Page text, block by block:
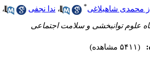
محمدی شاهبلاغی* ، ندا نجفی ،
علوم توانبخشی و سلامت اجتماعی
(۵۴۱۱ مشاهده)